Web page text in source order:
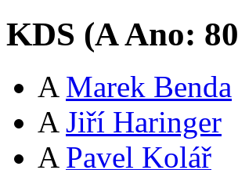
KDS (AAno: 80
A Marek Benda
A Jiří Haringer
A Pavel Kolář